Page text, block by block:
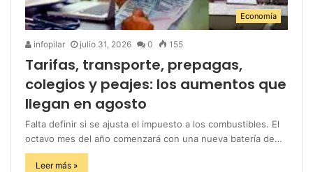
Economía
infopilar julio 31, 2026 0 155
Tarifas, transporte, prepagas,
colegios y peajes: los aumentos que
llegan en agosto
Falta definir si se ajusta el impuesto a los combustibles. El
octavo mes del año comenzará con una nueva batería de…
Leer más »